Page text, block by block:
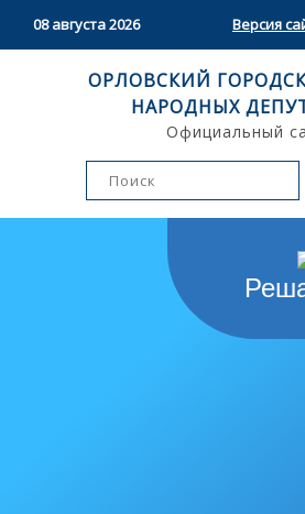
08 августа 2026 Версия
ОРЛОВСКИЙ
НАРОДНЫХ
Официальный